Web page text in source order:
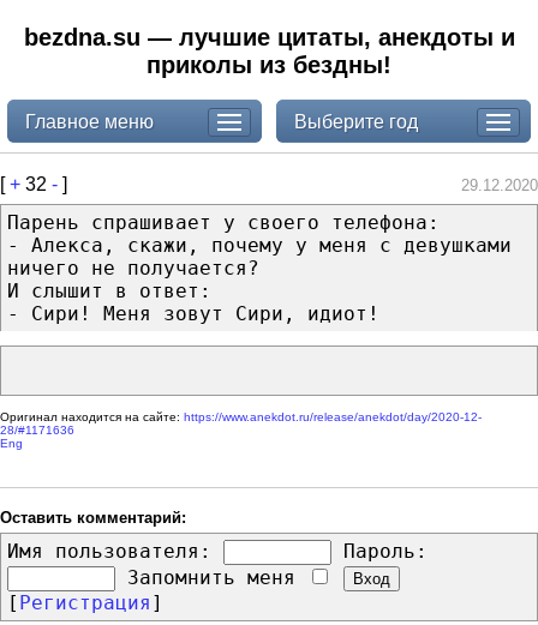
bezdna.su — лучшие цитаты, анекдоты и
приколы из бездны!
Главное меню Выберите год
[+ 32 - ] 29.12.2020
Парень спрашивает у своего телефона:
- Алекса, скажи, почему у меня с девушками
ничего не получается?
И слышит в ответ:
- Сири! Меня зовут Сири, идиот!
Оригинал находится на сайте: https://www.anekdot.ru/release/anekdot/day/2020-12-
28/#1171636
Eng
Оставить комментарий:
Имя пользователя:
Пароль:
Запомнить меня
[ Регистрация ]